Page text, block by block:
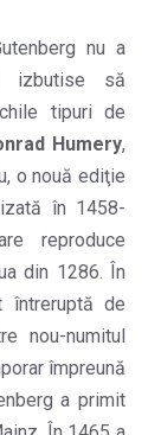
nu a
izbutise să
tipuri de
Humery,
o nouă ediţie
în 1458-
reproduce
din 1286. În
întreruptă de
nou-numitul
împreună
a primit